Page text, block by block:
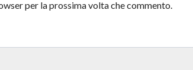
per la prossima volta che commento.